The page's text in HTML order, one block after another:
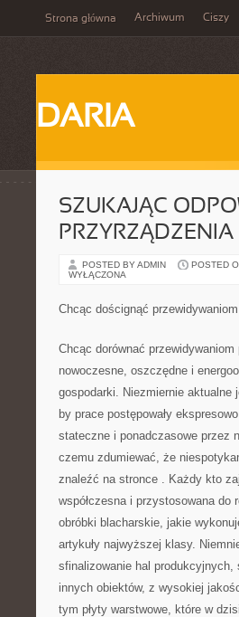
Strona główna Archiwum Ciszy
DARIA
SZUKAJĄC
POSTED BY ADMIN POSTED
WYŁĄCZONA
Chcąc doścignąć
Chcąc dorównać
nowoczesne, oszczędne i
gospodarki. Niezmiernie aktualne
by prace postępowały
stateczne i ponadczasowe przez
czemu zdumiewać, że
znaleźć na stronce . Każdy kto
współczesna i przystosowana
obróbki blacharskie, jakie
artykuły najwyższej klasy.
sfinalizowanie hal produkcyjnych,
innych obiektów, z wysokiej
tym płyty warstwowe, które w